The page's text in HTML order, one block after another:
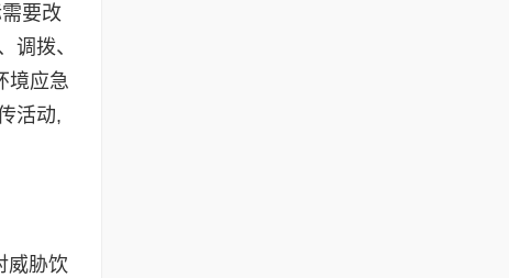
要改
调拨、
境应急
活动,
威胁饮